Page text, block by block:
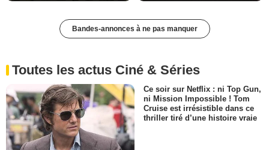
Bandes-annonces à ne pas manquer
Toutes les actus Ciné & Séries
Ce soir sur Netflix : ni Top Gun,
ni Mission Impossible ! Tom
Cruise est irrésistible dans ce
thriller tiré d’une histoire vraie